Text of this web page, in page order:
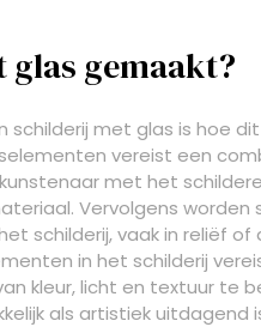
glas gemaakt?
met glas is hoe
vereist een
met het
Vervolgens worden
schilderij, vaak in reliëf of
in het schilderij
kleur, licht en textuur te
als artistiek uitdagend